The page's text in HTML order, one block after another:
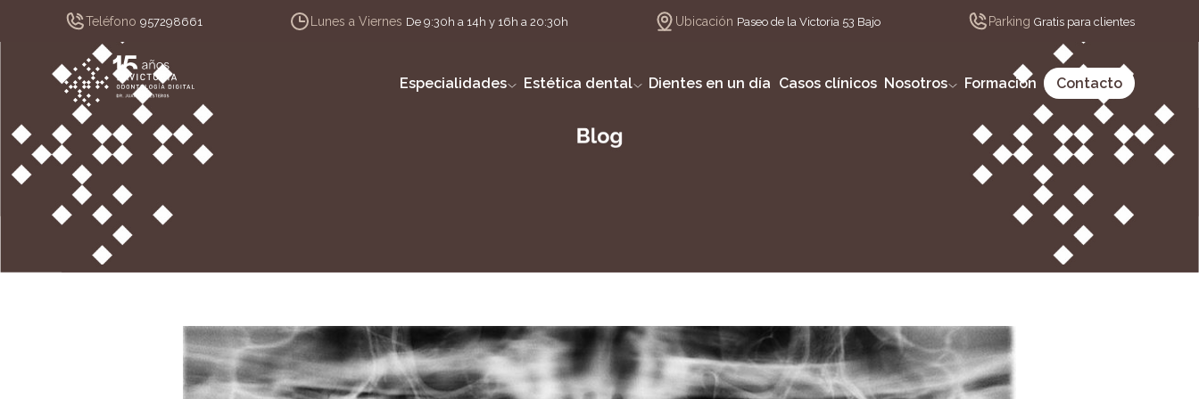
Teléfono 957298661 Lunes a Viernes De 9:30h a 14h y 16h a 20:30h Ubicación Paseo de la Victoria 53 Bajo Parking Gratis para clientes
Especialidades Estética dental Dientes en un día Casos clínicos Nosotros Formación Contacto